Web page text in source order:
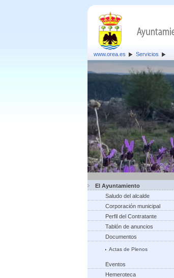
www.orea.es Servicios
El Ayuntamiento
Saludo del alcalde
Corporación municipal
Perfil del Contratante
Tablón de anuncios
Documentos
Actas de Plenos
Eventos
Hemeroteca